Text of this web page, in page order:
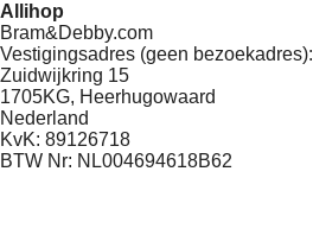
Allihop
Bram&Debby.com
Vestigingsadres (geen bezoekadres):
Zuidwijkring 15
1705KG, Heerhugowaard
Nederland
KvK: 89126718
BTW Nr: NL004694618B62